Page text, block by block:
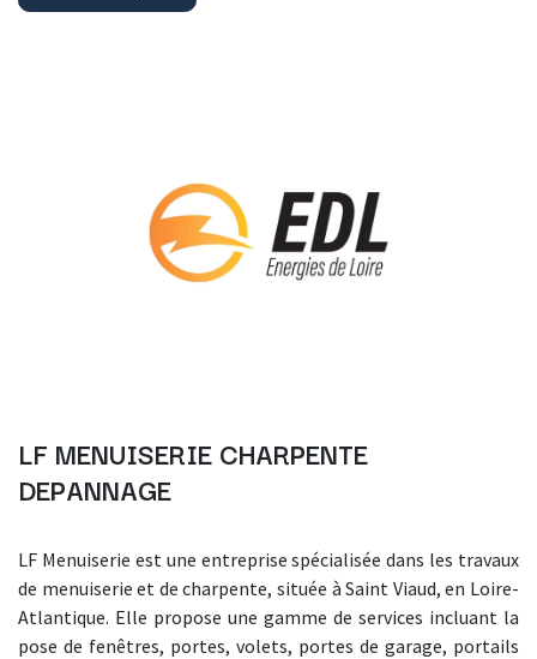
LF MENUISERIE CHARPENTE
DEPANNAGE
LF Menuiserie est une entreprise spécialisée dans les travaux
de menuiserie et de charpente, située à Saint Viaud, en Loire-
Atlantique. Elle propose une gamme de services incluant la
pose de fenêtres, portes, volets, portes de garage, portails